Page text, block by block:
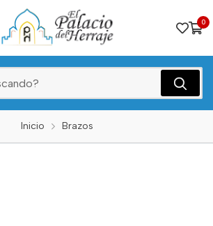
0
Inicio Brazos